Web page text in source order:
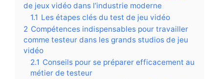
de jeux vidéo dans l’industrie moderne
1.1 Les étapes clés du test de jeu vidéo
2 Compétences indispensables pour travailler
comme testeur dans les grands studios de jeu
vidéo
2.1 Conseils pour se préparer efficacement au
métier de testeur